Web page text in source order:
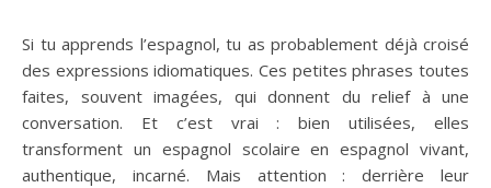
Si tu apprends l’espagnol, tu as probablement déjà croisé
des expressions idiomatiques. Ces petites phrases toutes
faites, souvent imagées, qui donnent du relief à une
conversation. Et c’est vrai : bien utilisées, elles
transforment un espagnol scolaire en espagnol vivant,
authentique, incarné. Mais attention : derrière leur